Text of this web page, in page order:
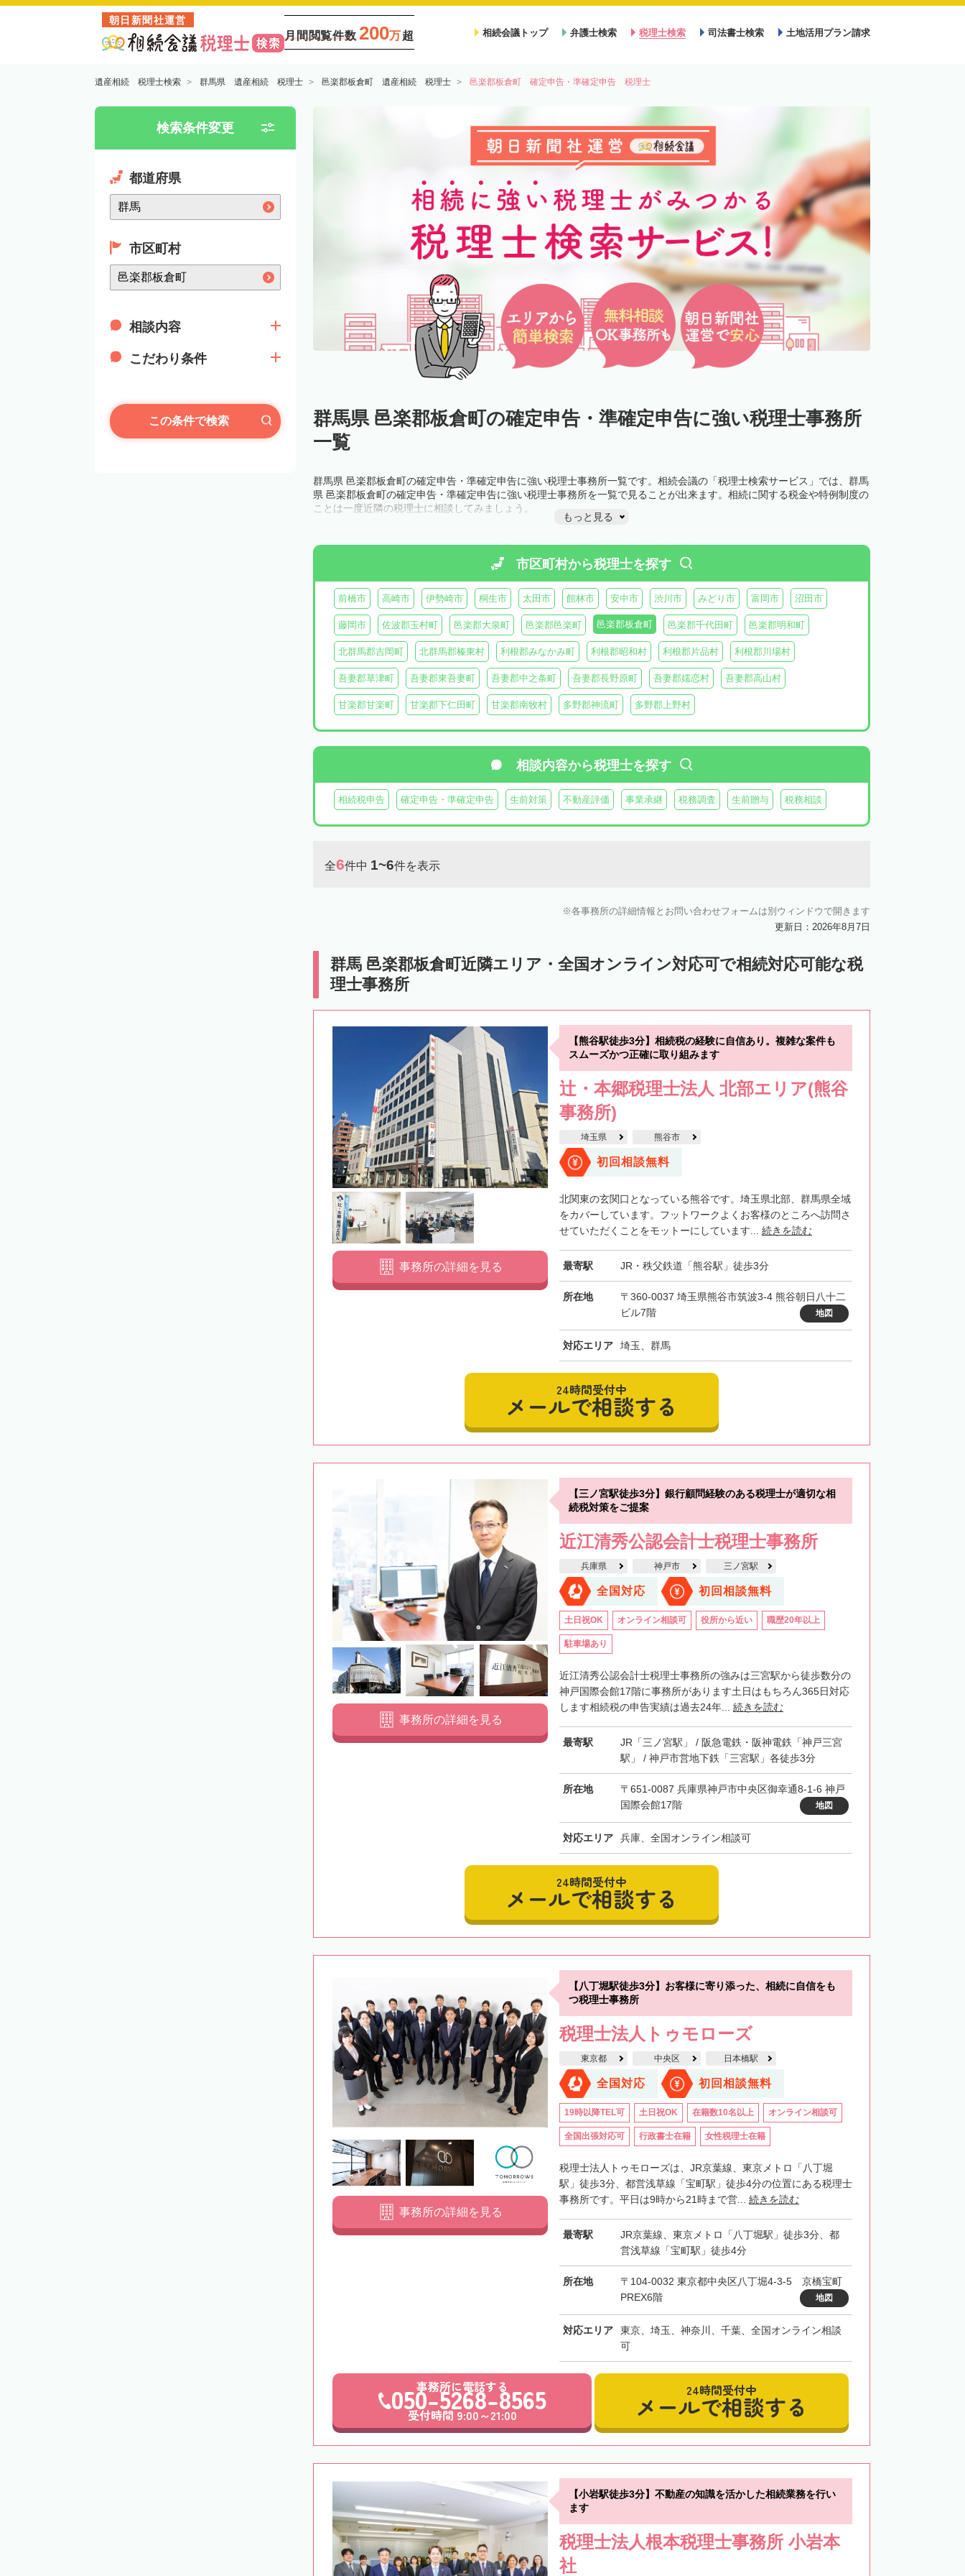
朝日新聞社運営
月間閲覧件数 200万超 相続会議トップ 弁護士検索 税理士検索 司法書士検索 土地活用プラン請求
遺産相続 税理士検索 群馬県 遺産相続 税理士 邑楽郡板倉町 遺産相続 税理士 邑楽郡板倉町 確定申告・準確定申告 税理士
検索条件変更
都道府県
市区町村
相談内容
こだわり条件
この条件で検索
群馬県 邑楽郡板倉町の確定申告・準確定申告に強い税理士事務所
一覧
群馬県 邑楽郡板倉町の確定申告・準確定申告に強い税理士事務所一覧です。相続会議の「税理士検索サービス」では、群馬
県 邑楽郡板倉町の確定申告・準確定申告に強い税理士事務所を一覧で見ることが出来ます。相続に関する税金や特例制度の
ことは一度近隣の税理士に相談してみましょう。
もっと見る
市区町村から税理士を探す
前橋市 高崎市 伊勢崎市 桐生市 太田市 館林市 安中市 渋川市 みどり市 富岡市 沼田市
藤岡市 佐波郡玉村町 邑楽郡大泉町 邑楽郡邑楽町 邑楽郡板倉町 邑楽郡千代田町 邑楽郡明和町
北群馬郡吉岡町 北群馬郡榛東村 利根郡みなかみ町 利根郡昭和村 利根郡片品村 利根郡川場村
吾妻郡草津町 吾妻郡東吾妻町 吾妻郡中之条町 吾妻郡長野原町 吾妻郡嬬恋村 吾妻郡高山村
甘楽郡甘楽町 甘楽郡下仁田町 甘楽郡南牧村 多野郡神流町 多野郡上野村
相談内容から税理士を探す
相続税申告 確定申告・準確定申告 生前対策 不動産評価 事業承継 税務調査 生前贈与 税務相談
全6件中 1~6件を表示
各事務所の詳細情報とお問い合わせフォームは別ウィンドウで開きます
更新日：2026年8月7日
群馬 邑楽郡板倉町近隣エリア・全国オンライン対応可で相続対応可能な税
理士事務所
【熊谷駅徒歩3分】相続税の経験に自信あり。複雑な案件も
スムーズかつ正確に取り組みます
辻・本郷税理士法人 北部エリア(熊谷
事務所)
埼玉県 熊谷市
初回相談無料
北関東の玄関口となっている熊谷です。埼玉県北部、群馬県全域
をカバーしています。フットワークよくお客様のところへ訪問さ
せていただくことをモットーにしています... 続きを読む
最寄駅 JR・秩父鉄道「熊谷駅」徒歩3分
所在地
〒360-0037 埼玉県熊谷市筑波3-4 熊谷朝日八十二
ビル7階
地図
対応エリア 埼玉、群馬
事務所の詳細を見る
24時間受付中
メールで相談する
【三ノ宮駅徒歩3分】銀行顧問経験のある税理士が適切な相
続税対策をご提案
近江清秀公認会計士税理士事務所
兵庫県 神戸市 三ノ宮駅
全国対応 初回相談無料
土日祝OK オンライン相談可 役所から近い 職歴20年以上
駐車場あり
近江清秀公認会計士税理士事務所の強みは三宮駅から徒歩数分の
神戸国際会館17階に事務所があります土日はもちろん365日対応
します相続税の申告実績は過去24年... 続きを読む
最寄駅
JR「三ノ宮駅」 / 阪急電鉄・阪神電鉄「神戸三宮
駅」 / 神戸市営地下鉄「三宮駅」各徒歩3分
所在地
〒651-0087 兵庫県神戸市中央区御幸通8-1-6 神戸
国際会館17階
地図
対応エリア 兵庫、全国オンライン相談可
事務所の詳細を見る
24時間受付中
メールで相談する
【八丁堀駅徒歩3分】お客様に寄り添った、相続に自信をも
つ税理士事務所
税理士法人トゥモローズ
東京都 中央区 日本橋駅
全国対応 初回相談無料
19時以降TEL可 土日祝OK 在籍数10名以上 オンライン相談可
全国出張対応可 行政書士在籍 女性税理士在籍
税理士法人トゥモローズは、JR京葉線、東京メトロ「八丁堀
駅」徒歩3分、都営浅草線「宝町駅」徒歩4分の位置にある税理士
事務所です。平日は9時から21時まで営... 続きを読む
最寄駅
JR京葉線、東京メトロ「八丁堀駅」徒歩3分、都
営浅草線「宝町駅」徒歩4分
所在地
〒104-0032 東京都中央区八丁堀4-3-5 京橋宝町
PREX6階
地図
対応エリア
東京、埼玉、神奈川、千葉、全国オンライン相談
可
事務所の詳細を見る
事務所に電話する
050-5268-8565
受付時間 9:00～21:00
24時間受付中
メールで相談する
【小岩駅徒歩3分】不動産の知識を活かした相続業務を行い
ます
税理士法人根本税理士事務所 小岩本
社